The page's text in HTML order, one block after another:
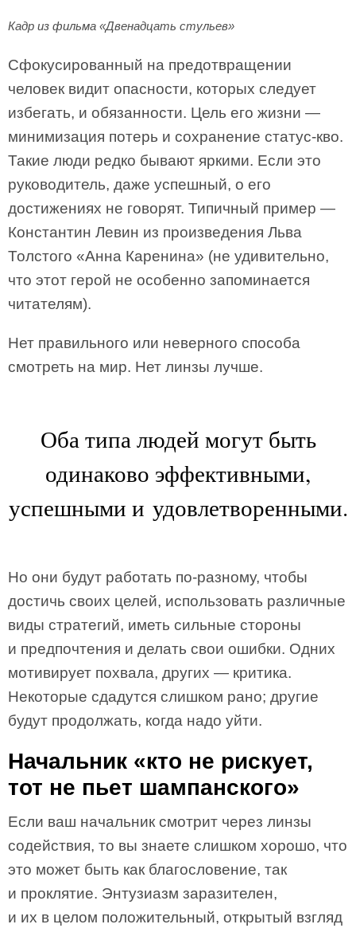
Кадр из фильма «Двенадцать стульев»
Сфокусированный на предотвращении
человек видит опасности, которых следует
избегать, и обязанности. Цель его жизни —
минимизация потерь и сохранение статус-кво.
Такие люди редко бывают яркими. Если это
руководитель, даже успешный, о его
достижениях не говорят. Типичный пример —
Константин Левин из произведения Льва
Толстого «Анна Каренина» (не удивительно,
что этот герой не особенно запоминается
читателям).
Нет правильного или неверного способа
смотреть на мир. Нет линзы лучше.
Оба типа людей могут быть
одинаково эффективными,
успешными и удовлетворенными.
Но они будут работать по-разному, чтобы
достичь своих целей, использовать различные
виды стратегий, иметь сильные стороны
и предпочтения и делать свои ошибки. Одних
мотивирует похвала, других — критика.
Некоторые сдадутся слишком рано; другие
будут продолжать, когда надо уйти.
Начальник «кто не рискует,
тот не пьет шампанского»
Если ваш начальник смотрит через линзы
содействия, то вы знаете слишком хорошо, что
это может быть как благословение, так
и проклятие. Энтузиазм заразителен,
и их в целом положительный, открытый взгляд